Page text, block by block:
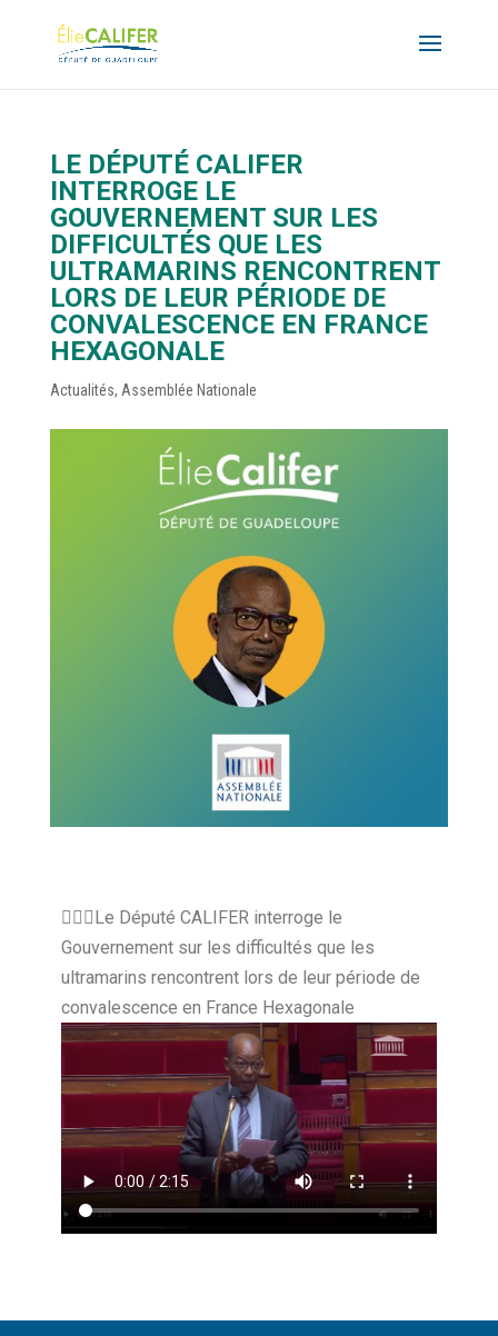
LE DÉPUTÉ CALIFER
INTERROGE LE
GOUVERNEMENT SUR LES
DIFFICULTÉS QUE LES
ULTRAMARINS RENCONTRENT
LORS DE LEUR PÉRIODE DE
CONVALESCENCE EN FRANCE
HEXAGONALE
Actualités, Assemblée Nationale
👨🏽‍⚕️Le Député CALIFER interroge le
Gouvernement sur les difficultés que les
ultramarins rencontrent lors de leur période de
convalescence en France Hexagonale